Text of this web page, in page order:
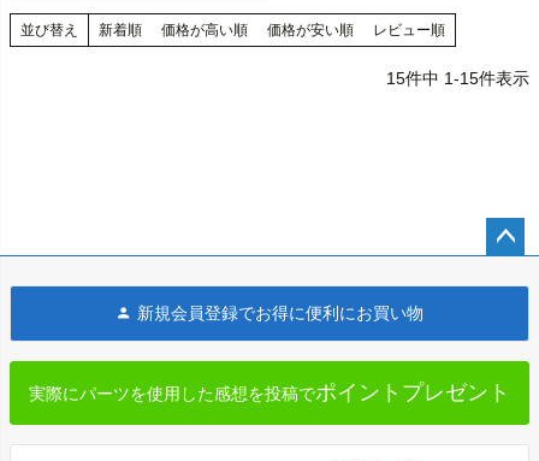
並び替え 新着順 価格が高い順 価格が安い順 レビュー順
15件中 1-15件表示
へ
新規会員登録でお得に便利にお買い物
実際にパーツを使用した感想を投稿でポイントプレゼント